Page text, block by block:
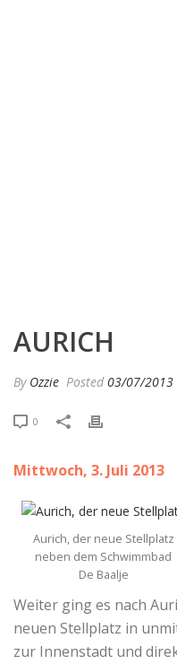
AURICH
By Ozzie Posted 03/07/2013
0
Mittwoch, 3. Juli 2013
Aurich, der neue Stellplatz
neben dem Schwimmbad
De Baalje
Weiter ging es nach
neuen Stellplatz in
zur Innenstadt und